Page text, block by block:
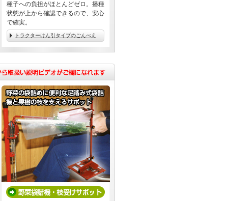
種子への負担がほとんどゼロ。播種
状態が上から確認できるので、安心
で確実。
トラクターけん引タイプのごんべえ